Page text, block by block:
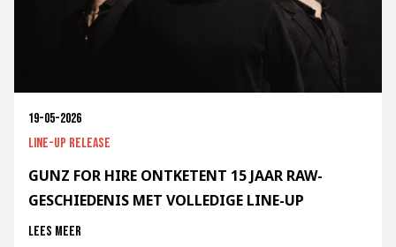
19-05-2026
Line-up release
GUNZ FOR HIRE ONTKETENT 15 JAAR RAW-
GESCHIEDENIS MET VOLLEDIGE LINE-UP
Lees meer